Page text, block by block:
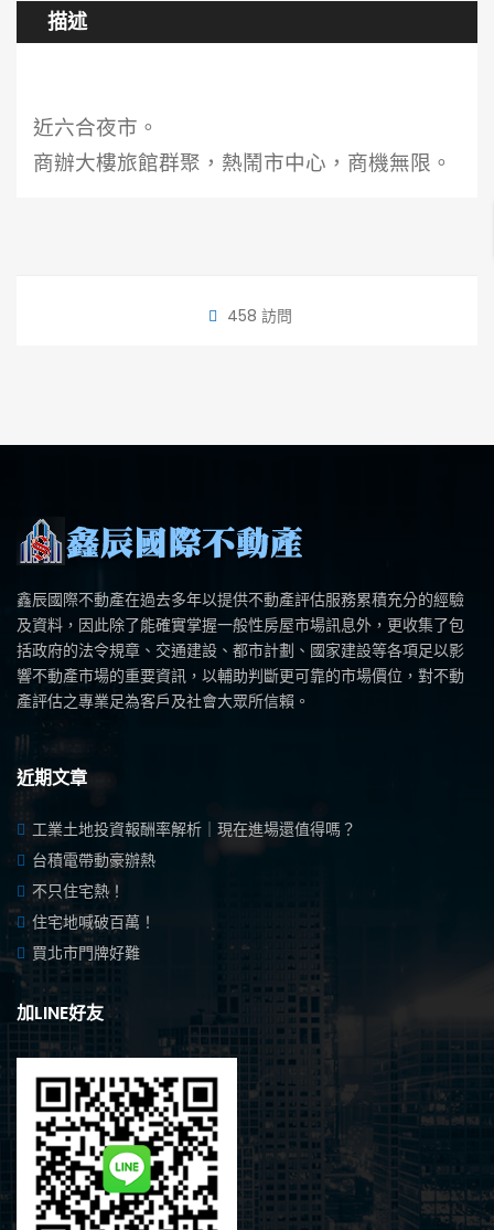
描述
近六合夜市。
商辦大樓旅館群聚，熱鬧市中心，商機無限。
458 訪問
鑫辰國際不動產在過去多年以提供不動產評估服務累積充分的經驗
及資料，因此除了能確實掌握一般性房屋市場訊息外，更收集了包
括政府的法令規章、交通建設、都市計劃、國家建設等各項足以影
響不動產市場的重要資訊，以輔助判斷更可靠的市場價位，對不動
產評估之專業足為客戶及社會大眾所信賴。
近期文章
工業土地投資報酬率解析｜現在進場還值得嗎？
台積電帶動豪辦熱
不只住宅熱！
住宅地喊破百萬！
買北市門牌好難
加LINE好友